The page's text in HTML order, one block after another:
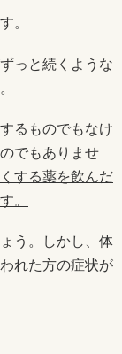
。
っと続くような
るものでもなけ
でもありませ
する薬を飲んだ
。
う。しかし、体
れた方の症状が